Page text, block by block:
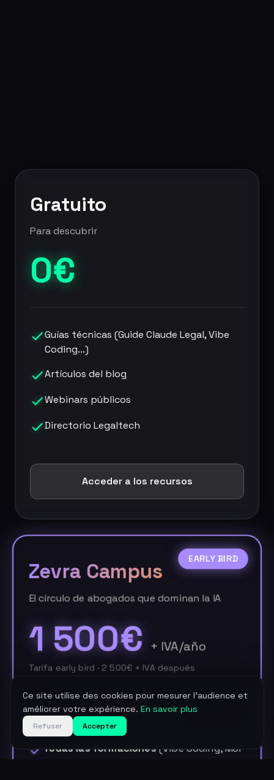
Ce site utilise des cookies pour mesurer l'audience et
améliorer votre expérience. En savoir plus
Refuser Accepter
Gratuito
Para descubrir
0€
Guías técnicas (Guide Claude Legal, Vibe
Coding...)
Artículos del blog
Webinars públicos
Directorio Legaltech
Acceder a los recursos
EARLY BIRD
Zevra Campus
El círculo de abogados que dominan la IA
1 500€ + IVA/año
Tarifa early bird · 2 500€ + IVA después
Todo el contenido gratuito
Todas las formaciones (Vibe Coding, MCP